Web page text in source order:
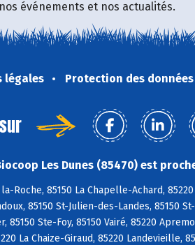
événements et nos actualités.
légales Protection des données
Les Dunes (85470) est
Roche, 85150 La Chapelle-Achard,
85150 St-Julien-des-Landes, 85150
85150 Ste-Foy, 85150 Vairé, 85220
La Chaize-Giraud, 85220